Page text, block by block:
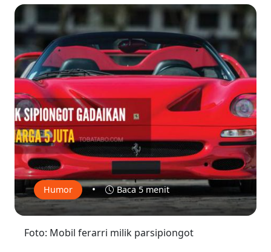
Humor • Baca 5 menit
Foto: Mobil ferarri milik parsipiongot